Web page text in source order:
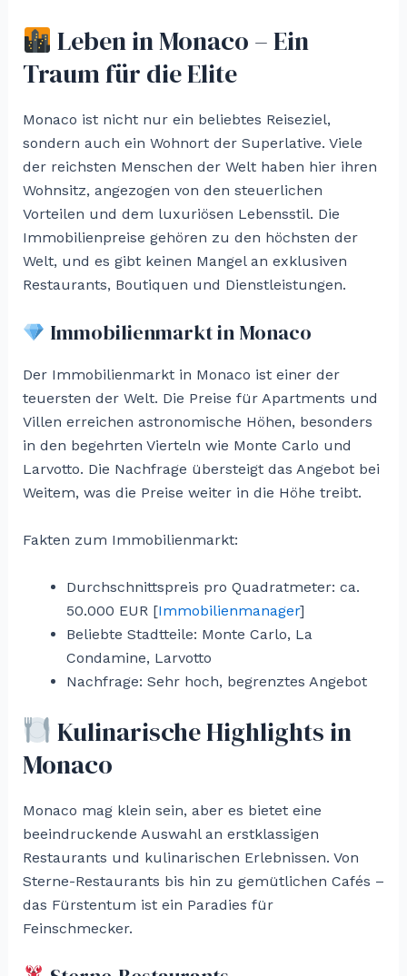
Leben in Monaco – Ein
Traum für die Elite
Monaco ist nicht nur ein beliebtes Reiseziel,
sondern auch ein Wohnort der Superlative. Viele
der reichsten Menschen der Welt haben hier ihren
Wohnsitz, angezogen von den steuerlichen
Vorteilen und dem luxuriösen Lebensstil. Die
Immobilienpreise gehören zu den höchsten der
Welt, und es gibt keinen Mangel an exklusiven
Restaurants, Boutiquen und Dienstleistungen.
Immobilienmarkt in Monaco
Der Immobilienmarkt in Monaco ist einer der
teuersten der Welt. Die Preise für Apartments und
Villen erreichen astronomische Höhen, besonders
in den begehrten Vierteln wie Monte Carlo und
Larvotto. Die Nachfrage übersteigt das Angebot bei
Weitem, was die Preise weiter in die Höhe treibt.
Fakten zum Immobilienmarkt:
Durchschnittspreis pro Quadratmeter: ca.
50.000 EUR [Immobilienmanager]
Beliebte Stadtteile: Monte Carlo, La
Condamine, Larvotto
Nachfrage: Sehr hoch, begrenztes Angebot
Kulinarische Highlights in
Monaco
Monaco mag klein sein, aber es bietet eine
beeindruckende Auswahl an erstklassigen
Restaurants und kulinarischen Erlebnissen. Von
Sterne-Restaurants bis hin zu gemütlichen Cafés –
das Fürstentum ist ein Paradies für
Feinschmecker.